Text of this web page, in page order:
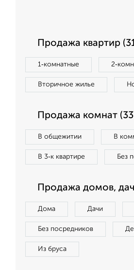
Продажа квартир
1‑комнатные
Вторичное жилье
Продажа комнат
В общежитии В
В 3‑к квартире Без
Продажа домов,
Дома Дачи
Без посредников
Из бруса